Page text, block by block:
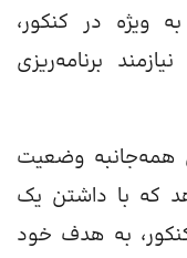
ویژه در کنکور،
برنامه‌ریزی
همه‌جانبه وضعیت
که با داشتن یک
به هدف خود